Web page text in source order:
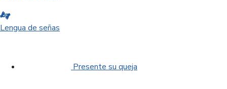
Lengua de señas
Presente su queja